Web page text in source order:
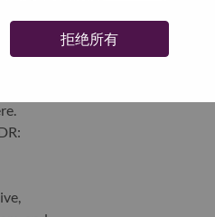
拒绝所有
a full-
Chiyoda-Ku, Tokyo, 日